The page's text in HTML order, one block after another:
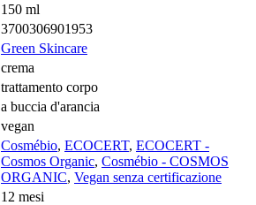
150 ml
3700306901953
Green Skincare
crema
trattamento corpo
a buccia d'arancia
vegan
Cosmébio, ECOCERT, ECOCERT -
Cosmos Organic, Cosmébio - COSMOS
ORGANIC, Vegan senza certificazione
12 mesi